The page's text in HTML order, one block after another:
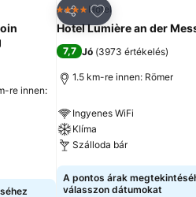
re innen:
Megosztás
Hozzáadás a
4 Kategória
Hotel
Hotel Lumière an der
7,7 Jó (3973 értékelés)
1.5 km-re innen: Römer
Ingyenes WiFi
Klíma
Szálloda bár
Árak megjelenítése
A pontos árak
válasszon dátumokat